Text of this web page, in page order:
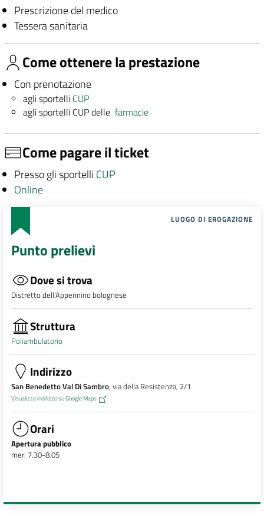
Prescrizione del medico
Tessera sanitaria
Come ottenere la prestazione
Con prenotazione
agli sportelli CUP
agli sportelli CUP dellefarmacie
Come pagare il ticket
Presso gli sportelli CUP
Online
LUOGO DI EROGAZIONE
Punto prelievi
Dove si trova
Distretto dell’Appennino bolognese
Struttura
Poliambulatorio
Indirizzo
San Benedetto Val Di Sambro, via della Resistenza, 2/1
Visualizza indirizzo su Google Maps
Orari
Apertura pubblico
mer: 7.30-8.05